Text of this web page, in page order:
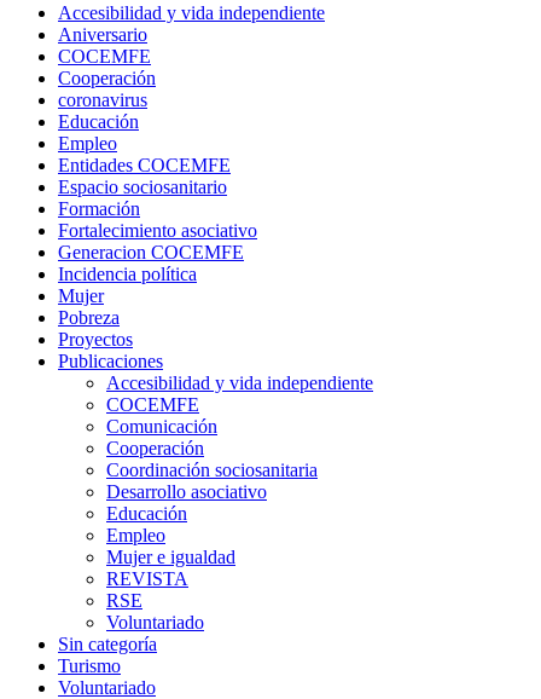
Accesibilidad y vida independiente
Aniversario
COCEMFE
Cooperación
coronavirus
Educación
Empleo
Entidades COCEMFE
Espacio sociosanitario
Formación
Fortalecimiento asociativo
Generacion COCEMFE
Incidencia política
Mujer
Pobreza
Proyectos
Publicaciones
Accesibilidad y vida independiente
COCEMFE
Comunicación
Cooperación
Coordinación sociosanitaria
Desarrollo asociativo
Educación
Empleo
Mujer e igualdad
REVISTA
RSE
Voluntariado
Sin categoría
Turismo
Voluntariado